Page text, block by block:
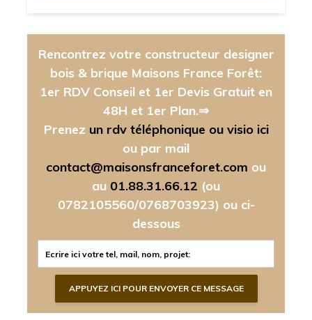
Rencontrez votre constructeur designer
bois & brique Maisons France Forêt:
1er RDV Conseil et 1er Devis Gratuit en
48H et 1er Plan.⇒
Prenez un rdv téléphonique ou visio ici
ou par mail
contact@maisonsfranceforet.com ou
au 01.88.31.66.12 (ou
0782105560/0768703923) ou ci-
dessous